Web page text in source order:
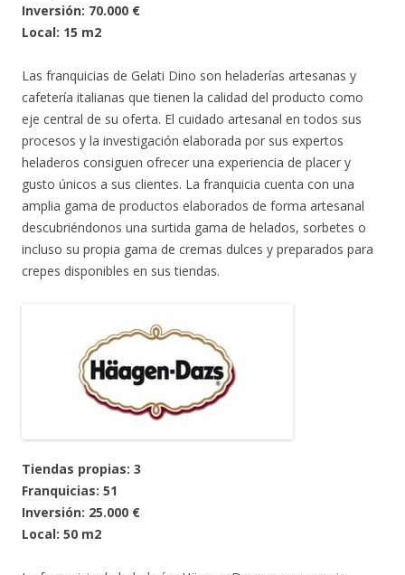
Inversión: 70.000 €
Local: 15 m2
Las franquicias de Gelati Dino son heladerías artesanas y
cafetería italianas que tienen la calidad del producto como
eje central de su oferta. El cuidado artesanal en todos sus
procesos y la investigación elaborada por sus expertos
heladeros consiguen ofrecer una experiencia de placer y
gusto únicos a sus clientes. La franquicia cuenta con una
amplia gama de productos elaborados de forma artesanal
descubriéndonos una surtida gama de helados, sorbetes o
incluso su propia gama de cremas dulces y preparados para
crepes disponibles en sus tiendas.
Tiendas propias: 3
Franquicias: 51
Inversión: 25.000 €
Local: 50 m2